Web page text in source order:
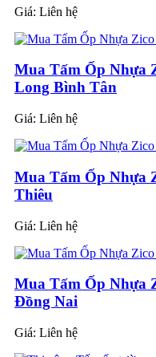
Giá: Liên hệ
Mua Tấm Ốp Nhựa
Long Bình Tân
Giá: Liên hệ
Mua Tấm Ốp Nhựa
Thiêu
Giá: Liên hệ
Mua Tấm Ốp Nhựa
Đồng Nai
Giá: Liên hệ